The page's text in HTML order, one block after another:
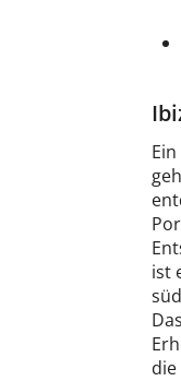
ist